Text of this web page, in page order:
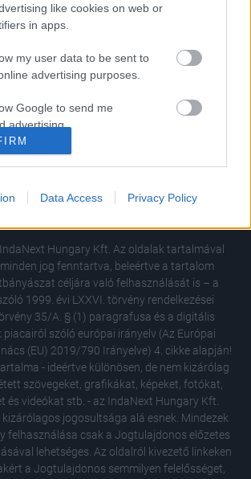
like cookies on web or
in apps.
my user data to be sent to
advertising purposes.
Google to send me
advertising.
Google to enable storage
in apps.
Google to enable storage
Google to enable storage
including authentication
and fraud prevention, and other
Data Access Privacy Policy
Adatkezelési tájékoztató
küldetés
Médiaajánlat
Kapcsolat
RSS
Bulgária
Lengyelország
Hungary Kft. Az oldalak tartalmával
jog fenntartva, beleértve a tartalom
céljára való felhasználását is – a
1999. évi LXXVI. törvény rendelkezései
35/A. § (1) paragrafusa és a digitális
szóló európai irányelv (Az Európai
(EU) 2019/790 Irányelve) 4. cikke alapján!
- ideértve különösen, de nem kizárólag
szövegeket, grafikákat, képeket, fotókat,
és videókat stb. - az IndaNext Hungary Kft.
jogosultsága alá esnek. Mindezek
felhasználása csak a Jogtulajdonos előzetes
lehetséges. Az oldalról kivezető linkeken
a Jogtulajdonos semmilyen felelősséget,